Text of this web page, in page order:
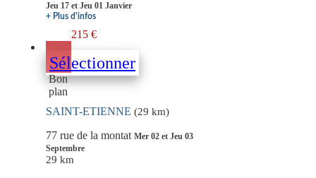
Jeu 17 et Jeu 01 Janvier
+ Plus d'infos
215 €
Sélectionner
Bon
plan
SAINT-ETIENNE (29 km)
77 rue de la montat Mer 02 et Jeu 03
Septembre
29 km